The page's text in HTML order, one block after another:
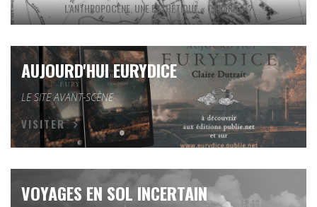
L’ANTHROPOCÈNE, UNE ESTHÉTIQUE « CANARD » ?
AUJOURD'HUI EURYDICE
LE SITE AVANT-SCÈNE
VISITER
VOYAGES EN SOL INCERTAIN